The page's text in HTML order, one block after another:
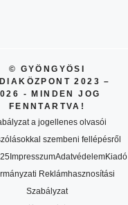
© GYÖNGYÖSI
2023 –
- MINDEN JOG
FENNTARTVA!
a jogellenes olvasói
szembeni fellépésről
ImpresszumAdatvédelemKiadó
Reklámhasznosítási
Szabályzat